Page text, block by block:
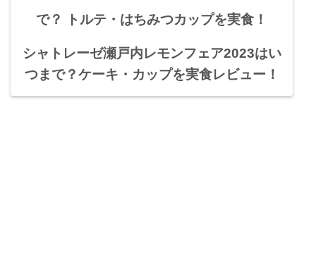
シャトレーゼ瀬戸内レモンフェア2023はい
つまで？ケーキ・カップを実食レビュー！